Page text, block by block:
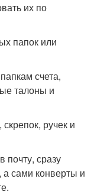
их по
папок или
счета,
талоны и
ручек и
почту, сразу
а сами конверты и